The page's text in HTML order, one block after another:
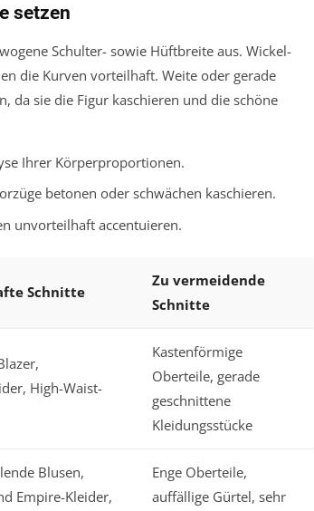
setzen
Schulter- sowie Hüftbreite aus. Wickel-
die Kurven vorteilhaft. Weite oder gerade
da sie die Figur kaschieren und die schöne
Ihrer Körperproportionen.
betonen oder schwächen kaschieren.
unvorteilhaft accentuieren.
Schnitte
Zu vermeidende
Schnitte
High-Waist-
Kastenförmige
Oberteile, gerade
geschnittene
Kleidungsstücke
Blusen,
Empire-Kleider,
Enge Oberteile,
auffällige Gürtel, sehr